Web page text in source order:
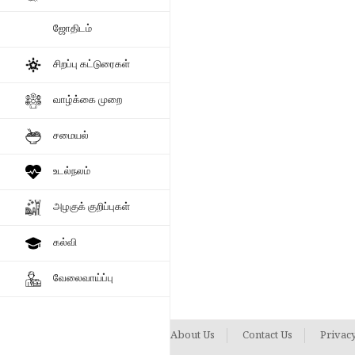
ஜோதிடம்
சிறப்பு கட்டுரைகள்
வாழ்க்கை முறை
சமையல்
உடல்நலம்
அழகுக் குறிப்புகள்
கல்வி
வேலைவாய்ப்பு
About Us Contact Us